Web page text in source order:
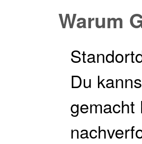
Warum
Du